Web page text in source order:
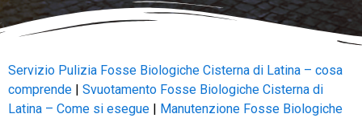
Servizio Pulizia Fosse Biologiche Cisterna di Latina – cosa
comprende | Svuotamento Fosse Biologiche Cisterna di
Latina – Come si esegue | Manutenzione Fosse Biologiche